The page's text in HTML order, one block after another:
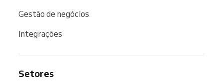
Gestão de negócios
Integrações
Setores